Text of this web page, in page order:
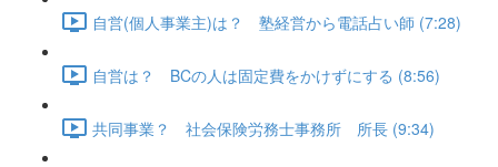
自営(個人事業主)は？ 塾経営から電話占い師 (7:28)
自営は？ BCの人は固定費をかけずにする (8:56)
共同事業？ 社会保険労務士事務所 所長 (9:34)